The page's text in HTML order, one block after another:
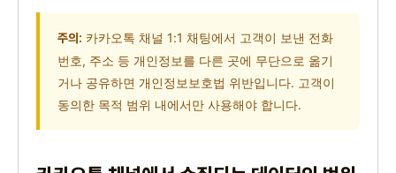
주의: 카카오톡 채널 1:1 채팅에서 고객이 보낸 전화
번호, 주소 등 개인정보를 다른 곳에 무단으로 옮기
거나 공유하면 개인정보보호법 위반입니다. 고객이
동의한 목적 범위 내에서만 사용해야 합니다.